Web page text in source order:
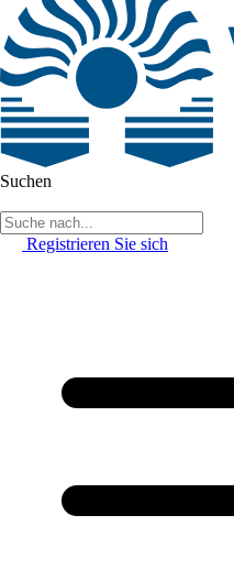
Suchen
Registrieren Sie sich